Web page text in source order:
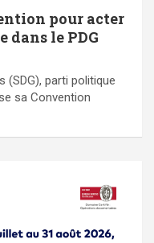
pour acter
dans le PDG
(SDG), parti politique
sa Convention